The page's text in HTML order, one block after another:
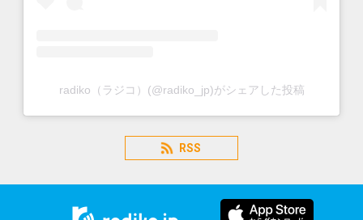
radiko（ラジコ）(@radiko_jp)がシェアした投稿
RSS